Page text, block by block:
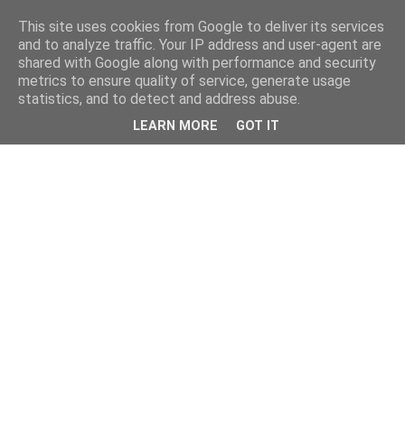
This site uses cookies from Google to deliver its services
and to analyze traffic. Your IP address and user-agent are
shared with Google along with performance and security
metrics to ensure quality of service, generate usage
statistics, and to detect and address abuse.
LEARN MORE GOT IT